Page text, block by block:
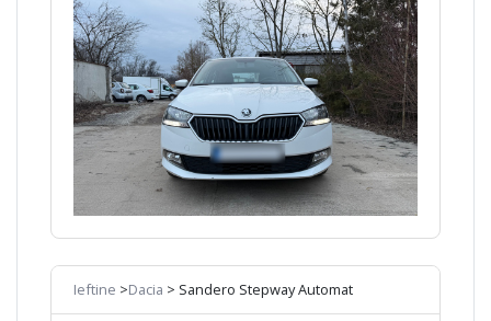
Ieftine >Dacia > Sandero Stepway Automat